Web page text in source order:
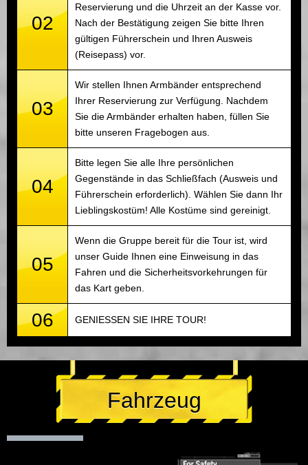
02
Reservierung und die Uhrzeit an der Kasse vor.
Nach der Bestätigung zeigen Sie bitte Ihren
gültigen Führerschein und Ihren Ausweis
(Reisepass) vor.
03
Wir stellen Ihnen Armbänder entsprechend
Ihrer Reservierung zur Verfügung. Nachdem
Sie die Armbänder erhalten haben, füllen Sie
bitte unseren Fragebogen aus.
04
Bitte legen Sie alle Ihre persönlichen
Gegenstände in das Schließfach (Ausweis und
Führerschein erforderlich). Wählen Sie dann Ihr
Lieblingskostüm! Alle Kostüme sind gereinigt.
05
Wenn die Gruppe bereit für die Tour ist, wird
unser Guide Ihnen eine Einweisung in das
Fahren und die Sicherheitsvorkehrungen für
das Kart geben.
06 GENIESSEN SIE IHRE TOUR!
Fahrzeug